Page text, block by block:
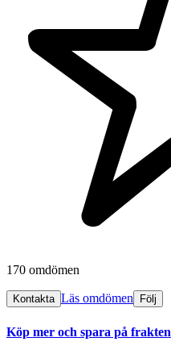
170 omdömen
Kontakta Läs omdömen Följ
Köp mer och spara på frakten